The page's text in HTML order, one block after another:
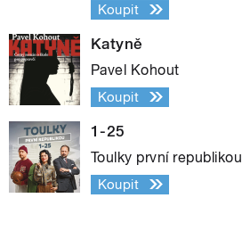
Koupit
Katyně
Pavel Kohout
Koupit
1-25
Toulky první republikou
Koupit